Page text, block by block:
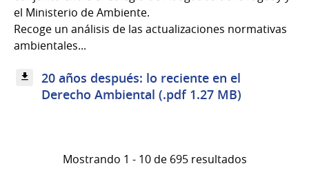
el Ministerio de Ambiente.
Recoge un análisis de las actualizaciones normativas
ambientales...
20 años después: lo reciente en el
Derecho Ambiental (.pdf 1.27 MB)
Mostrando 1 - 10 de 695 resultados